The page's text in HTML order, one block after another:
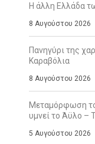
Η άλλη Ελλάδα
8 Αυγούστου 2026
Πανηγύρι της
Καραβόλια
8 Αυγούστου 2026
Μεταμόρφωση
υμνεί το Άϋλο –
5 Αυγούστου 2026